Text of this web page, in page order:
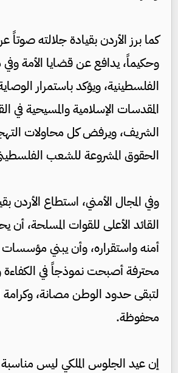
كما برز الأردن بقيادة جلالته صوتاً
وحكيماً، يدافع عن قضايا الأمة
الفلسطينية، ويؤكد باستمرار
المقدسات الإسلامية والمسيحية في
الشريف، ويرفض كل محاولات
الحقوق المشروعة للشعب
وفي المجال الأمني، استطاع الأردن
القائد الأعلى للقوات المسلحة، أن
أمنه واستقراره، وأن يبني
محترفة أصبحت نموذجاً في الكفاءة
لتبقى حدود الوطن مصانة، وكرامة
محفوظة.
إن عيد الجلوس الملكي ليس